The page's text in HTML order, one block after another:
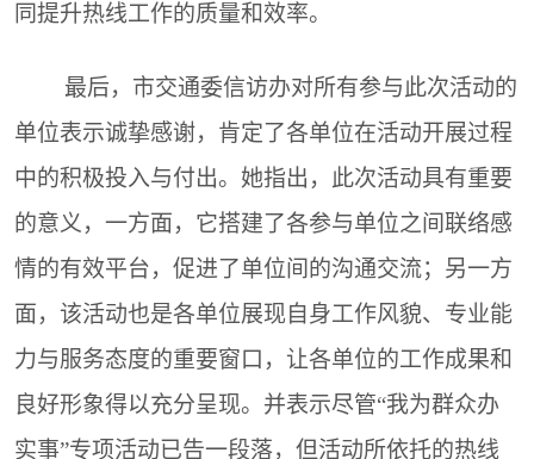
同提升热线工作的质量和效率。
最后，市交通委信访办对所有参与此次活动的
单位表示诚挚感谢，肯定了各单位在活动开展过程
中的积极投入与付出。她指出，此次活动具有重要
的意义，一方面，它搭建了各参与单位之间联络感
情的有效平台，促进了单位间的沟通交流；另一方
面，该活动也是各单位展现自身工作风貌、专业能
力与服务态度的重要窗口，让各单位的工作成果和
良好形象得以充分呈现。并表示尽管“我为群众办
实事”专项活动已告一段落，但活动所依托的热线